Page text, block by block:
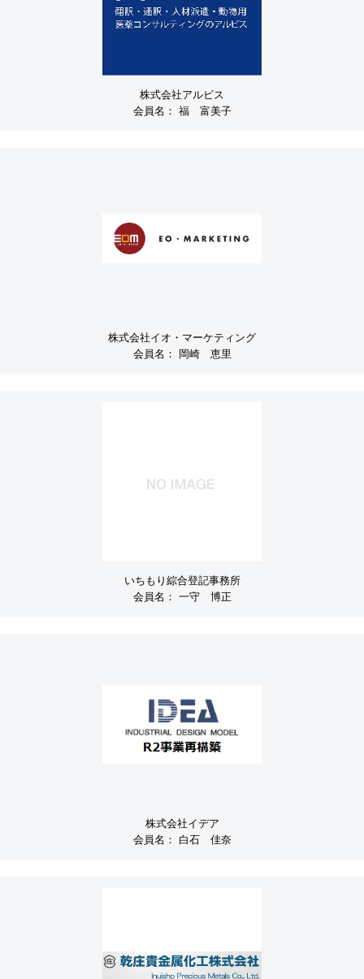
株式会社アルビス
会員名： 福 富美子
株式会社イオ・マーケティング
会員名：
岡崎 恵里
いちもり綜合登記事務所
会員名： 一守 博正
株式会社イデア
会員名：
白石 佳奈